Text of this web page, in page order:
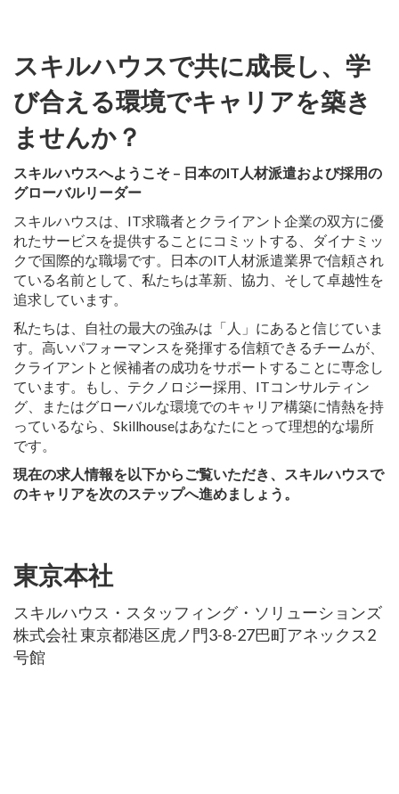
スキルハウスで共に成長し、学
び合える環境でキャリアを築き
ませんか？
スキルハウスへようこそ – 日本のIT人材派遣および採用の
グローバルリーダー
スキルハウスは、IT求職者とクライアント企業の双方に優
れたサービスを提供することにコミットする、ダイナミッ
クで国際的な職場です。日本のIT人材派遣業界で信頼され
ている名前として、私たちは革新、協力、そして卓越性を
追求しています。
私たちは、自社の最大の強みは「人」にあると信じていま
す。高いパフォーマンスを発揮する信頼できるチームが、
クライアントと候補者の成功をサポートすることに専念し
ています。もし、テクノロジー採用、ITコンサルティン
グ、またはグローバルな環境でのキャリア構築に情熱を持
っているなら、Skillhouseはあなたにとって理想的な場所
です。
現在の求人情報を以下からご覧いただき、スキルハウスで
のキャリアを次のステップへ進めましょう。
東京本社
スキルハウス・スタッフィング・ソリューションズ
株式会社 東京都港区虎ノ門3-8-27巴町アネックス2
号館